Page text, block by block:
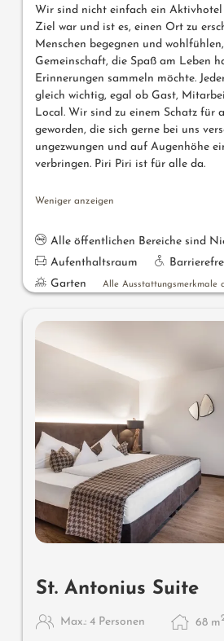
Wir sind nicht einfach ein
Ziel war und ist es, einen Ort zu
Menschen begegnen und
Gemeinschaft, die Spaß am Leben
Erinnerungen sammeln möchte.
gleich wichtig, egal ob Gast,
Local. Wir sind zu einem Schatz für
geworden, die sich gerne bei uns
ungezwungen und auf Augenhöhe
verbringen. Piri Piri ist für alle da.
Weniger anzeigen
Alle öffentlichen Bereiche sind
Aufenthaltsraum
Garten
Alle Ausstattungsmerkmale
St. Antonius Suite
Max.: 4 Personen 68 m